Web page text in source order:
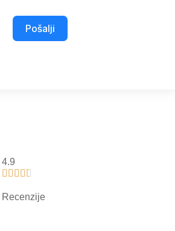
Pošalji
4.9
    
Recenzije